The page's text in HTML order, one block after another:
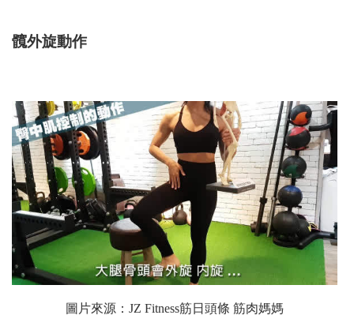
髖外旋動作
圖片來源：JZ Fitness筋日頭條 筋肉媽媽